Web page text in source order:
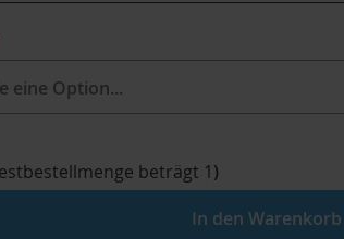
beträgt 1)
In den Warenkorb